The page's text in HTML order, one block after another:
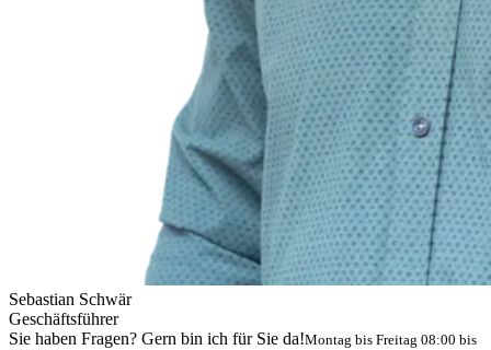
Sebastian Schwär
Geschäftsführer
Sie haben Fragen? Gern bin ich für Sie da!Montag bis Freitag 08:00 bis